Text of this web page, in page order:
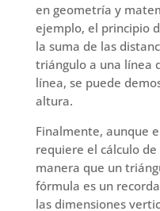
en geometría y
ejemplo, el principio
la suma de las
triángulo a una línea
línea, se puede
altura.
Finalmente, aunque
requiere el cálculo
manera que un
fórmula es un
las dimensiones